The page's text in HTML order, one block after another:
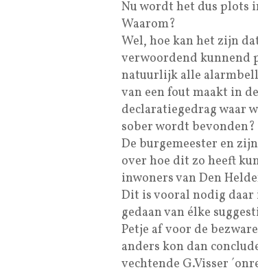
Nu wordt het dus plots
Waarom?
Wel, hoe kan het zijn
verwoordend kunnend
natuurlijk alle
van een fout maakt in
declaratiegedrag waar
sober wordt bevonden?
De burgemeester en
over hoe dit zo heeft
inwoners van Den
Dit is vooral nodig
gedaan van élke
Petje af voor de
anders kon dan
vechtende G.Visser